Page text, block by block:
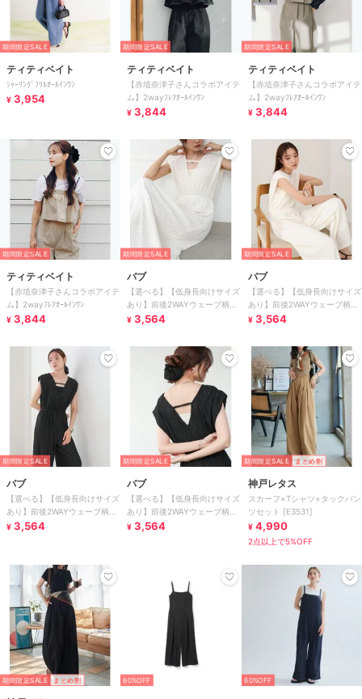
期間限定SALE
ティティベイト
ｼｬｰﾘﾝｸﾞﾌﾘﾙｵｰﾙｲﾝﾜﾝ
¥ 3,954
期間限定SALE
ティティベイト
【赤埴奈津子さんコラボアイテ
ム】2wayﾌﾚｱｵｰﾙｲﾝﾜﾝ
¥ 3,844
期間限定SALE
ティティベイト
【赤埴奈津子さんコラボアイテ
ム】2wayﾌﾚｱｵｰﾙｲﾝﾜﾝ
¥ 3,844
期間限定SALE
ティティベイト
【赤埴奈津子さんコラボアイテ
ム】2wayﾌﾚｱｵｰﾙｲﾝﾜﾝ
¥ 3,844
期間限定SALE
バブ
【選べる】【低身長向けサイズ
あり】前後2WAYウェーブ柄シ
ュシュ付ワンピース・オールイ
¥ 3,564
期間限定SALE
バブ
【選べる】【低身長向けサイズ
あり】前後2WAYウェーブ柄シ
ュシュ付ワンピース・オールイ
¥ 3,564
期間限定SALE
バブ
【選べる】【低身長向けサイズ
あり】前後2WAYウェーブ柄シ
ュシュ付ワンピース・オールイ
¥ 3,564
期間限定SALE
バブ
【選べる】【低身長向けサイズ
あり】前後2WAYウェーブ柄シ
ュシュ付ワンピース・オールイ
¥ 3,564
期間限定SALE まとめ割
神戸レタス
スカーフ×Tシャツ×タックパン
ツセット [E3531]
¥ 4,990
2点以上で5%OFF
期間限定SALE まとめ割 60%OFF 60%OFF